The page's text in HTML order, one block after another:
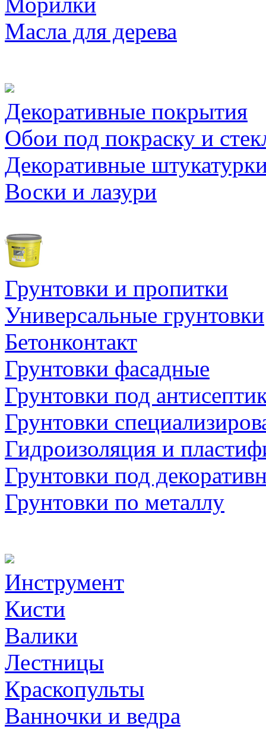
Масла для дерева
Декоративные покрытия
Обои под покраску и
Декоративные
Воски и лазури
Грунтовки и пропитки
Универсальные грунтовки
Бетонконтакт
Грунтовки фасадные
Грунтовки под
Грунтовки
Гидроизоляция и
Грунтовки под
Грунтовки по металлу
Инструмент
Кисти
Валики
Лестницы
Краскопульты
Ванночки и ведра